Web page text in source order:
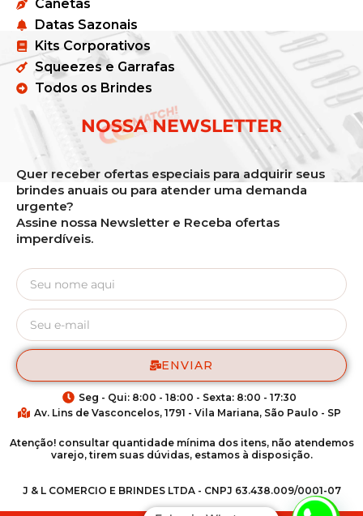
Canetas
Datas Sazonais
Kits Corporativos
Squeezes e Garrafas
Todos os Brindes
NOSSA NEWSLETTER
Quer receber ofertas especiais para adquirir seus
brindes anuais ou para atender uma demanda
urgente?
Assine nossa Newsletter e Receba ofertas
imperdíveis.
ENVIAR
Seg - Qui: 8:00 - 18:00 - Sexta: 8:00 - 17:30
Av. Lins de Vasconcelos, 1791 - Vila Mariana, São Paulo - SP
Atenção! consultar quantidade mínima dos itens, não atendemos
varejo, tirem suas dúvidas, estamos à disposição.
J & L COMERCIO E BRINDES LTDA - CNPJ 63.438.009/0001-07